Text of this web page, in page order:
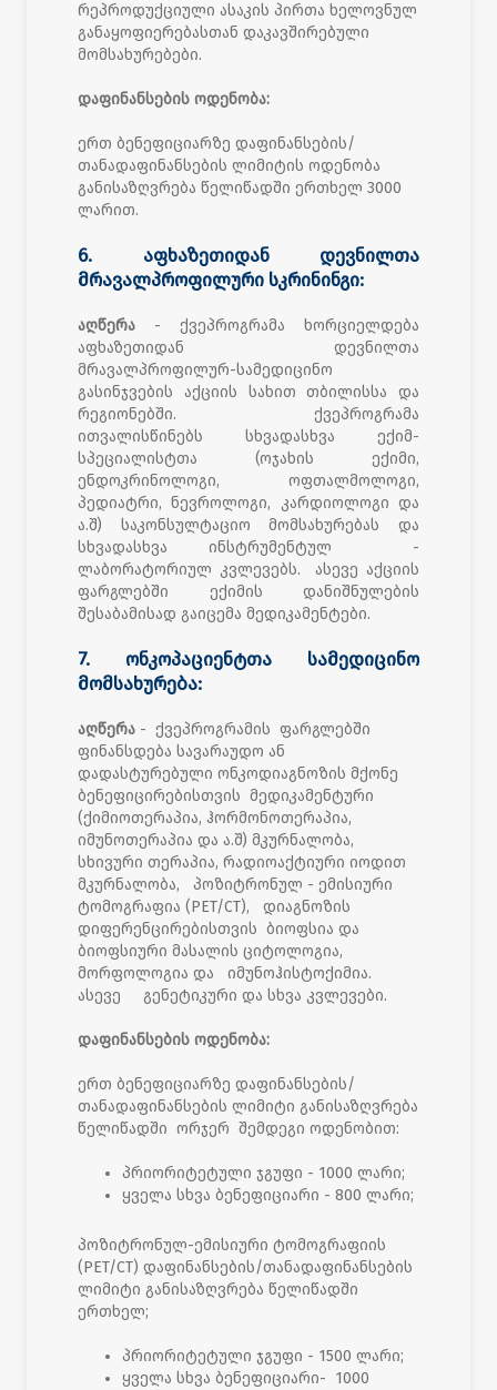
რეპროდუქციული ასაკის პირთა ხელოვნულ
განაყოფიერებასთან დაკავშირებული
მომსახურებები.
დაფინანსების ოდენობა:
ერთ ბენეფიციარზე დაფინანსების/
თანადაფინანსების ლიმიტის ოდენობა
განისაზღვრება წელიწადში ერთხელ 3000
ლარით.
6. აფხაზეთიდან დევნილთა
მრავალპროფილური სკრინინგი:
აღწერა - ქვეპროგრამა ხორციელდება
აფხაზეთიდან დევნილთა
მრავალპროფილურ-სამედიცინო
გასინჯვების აქციის სახით თბილისსა და
რეგიონებში. ქვეპროგრამა
ითვალისწინებს სხვადასხვა ექიმ-
სპეციალისტთა (ოჯახის ექიმი,
ენდოკრინოლოგი, ოფთალმოლოგი,
პედიატრი, ნევროლოგი, კარდიოლოგი და
ა.შ) საკონსულტაციო მომსახურებას და
სხვადასხვა ინსტრუმენტულ -
ლაბორატორიულ კვლევებს. ასევე აქციის
ფარგლებში ექიმის დანიშნულების
შესაბამისად გაიცემა მედიკამენტები.
7. ონკოპაციენტთა სამედიცინო
მომსახურება:
აღწერა - ქვეპროგრამის ფარგლებში
ფინანსდება სავარაუდო ან
დადასტურებული ონკოდიაგნოზის მქონე
ბენეფიცირებისთვის მედიკამენტური
(ქიმიოთერაპია, ჰორმონოთერაპია,
იმუნოთერაპია და ა.შ) მკურნალობა,
სხივური თერაპია, რადიოაქტიური იოდით
მკურნალობა, პოზიტრონულ - ემისიური
ტომოგრაფია (PET/CT), დიაგნოზის
დიფერენცირებისთვის ბიოფსია და
ბიოფსიური მასალის ციტოლოგია,
მორფოლოგია და იმუნოჰისტოქიმია.
ასევე გენეტიკური და სხვა კვლევები.
დაფინანსების ოდენობა:
ერთ ბენეფიციარზე დაფინანსების/
თანადაფინანსების ლიმიტი განისაზღვრება
წელიწადში ორჯერ შემდეგი ოდენობით:
პრიორიტეტული ჯგუფი - 1000 ლარი;
ყველა სხვა ბენეფიციარი - 800 ლარი;
პოზიტრონულ-ემისიური ტომოგრაფიის
(PET/CT) დაფინანსების/თანადაფინანსების
ლიმიტი განისაზღვრება წელიწადში
ერთხელ;
პრიორიტეტული ჯგუფი - 1500 ლარი;
ყველა სხვა ბენეფიციარი- 1000